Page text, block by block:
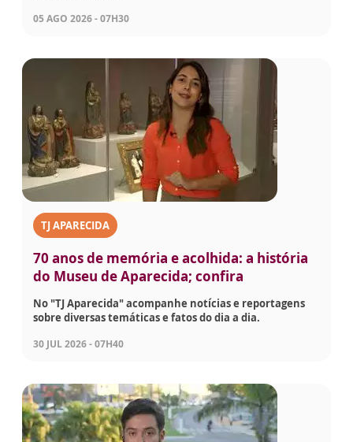
05 AGO 2026 - 07H30
TJ APARECIDA
70 anos de memória e acolhida: a história
do Museu de Aparecida; confira
No "TJ Aparecida" acompanhe notícias e reportagens
sobre diversas temáticas e fatos do dia a dia.
30 JUL 2026 - 07H40